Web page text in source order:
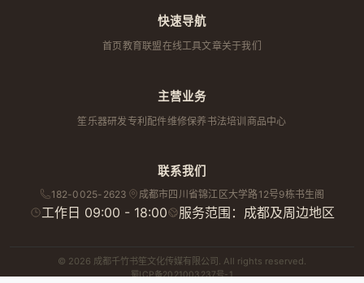
快速导航
首页教育联盟在线工具文章关于我们
主营业务
笙乐器研发专利配件维修保养 书法培训 商品中心
联系我们
182-0025-2623 成都市四川省锦江区大学路12号9栋书生阁
工作日 09:00 - 18:00 服务范围：成都及周边地区
© 2026 成都千竹书笙文化传媒有限公司. All rights reserved.
蜀ICP备2021003237号-1